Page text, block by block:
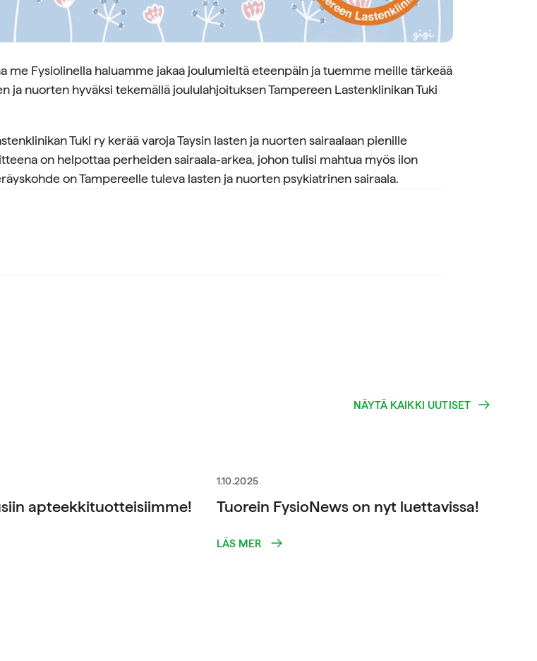
me Fysiolinella haluamme jakaa joulumieltä eteenpäin ja tuemme meille tärkeää
ja nuorten hyväksi tekemällä joululahjoituksen Tampereen Lastenklinikan Tuki
Tuki ry kerää varoja Taysin lasten ja nuorten sairaalaan pienille
on helpottaa perheiden sairaala-arkea, johon tulisi mahtua myös ilon
on Tampereelle tuleva lasten ja nuorten psykiatrinen sairaala.
NÄYTÄ KAIKKI UUTISET
apteekkituotteisiimme!
1.10.2025
Tuorein FysioNews on nyt luettavissa!
LÄS MER